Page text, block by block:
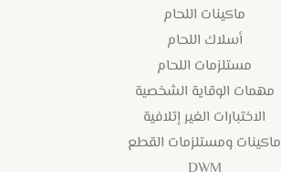
ماكينات اللحام
أسلاك اللحام
مستلزمات اللحام
مهمات الوقاية الشخصية
الاختبارات الغير إتلافية
ماكينات ومستلزمات القطع